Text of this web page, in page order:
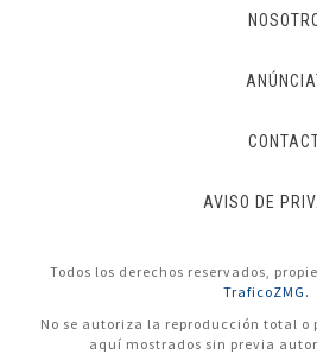
AVISO DE
Todos los derechos reservados,
TraficoZMG.
No se autoriza la reproducción total o
aquí mostrados sin previa